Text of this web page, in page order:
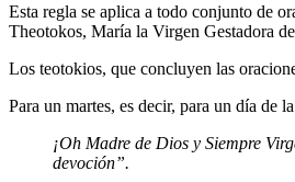
Esta regla se aplica a todo conjunto de
Theotokos, María la Virgen Gestadora
Los teotokios, que concluyen las
Para un martes, es decir, para un día de
¡Oh Madre de Dios y Siempre
devoción”.